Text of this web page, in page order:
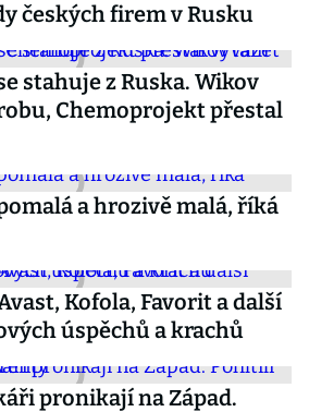
českých firem v Rusku
stahuje z Ruska. Wikov
Chemoprojekt přestal
a hrozivě malá, říká
Kofola, Favorit a další
úspěchů a krachů
pronikají na Západ.